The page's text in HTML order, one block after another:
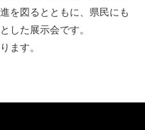
を図るとともに、県民にも
した展示会です。
ます。